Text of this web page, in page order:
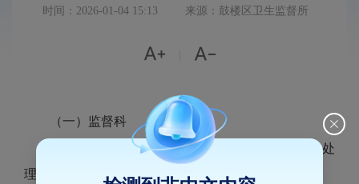
时间：2026-01-04 15:13 来源：鼓楼区卫生监督所
 
（一）监督科
1.对12345、12320等投诉平台投诉件进行核实处
理。